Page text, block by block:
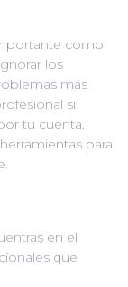
como
los
más
si
tu cuenta.
para
en el
que